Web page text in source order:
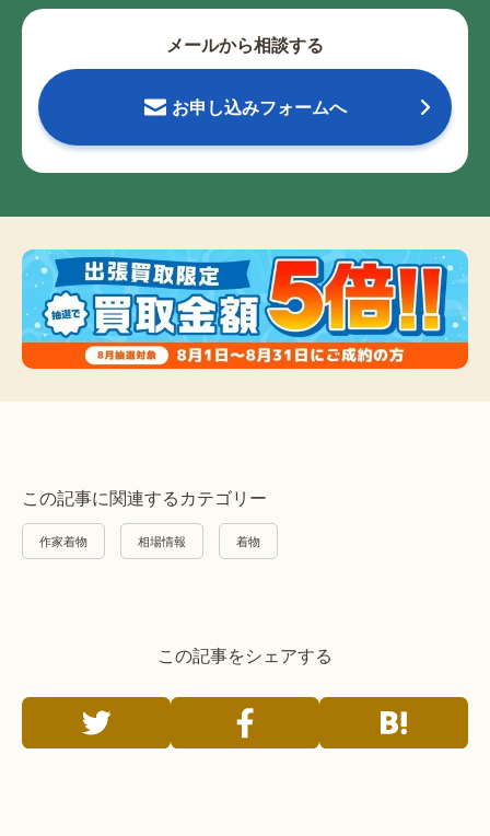
メールから相談する
お申し込みフォームへ
この記事に関連するカテゴリー
作家着物 相場情報 着物
この記事をシェアする